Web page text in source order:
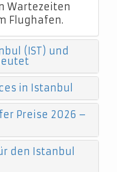
Wartezeiten
Flughafen.
(IST) und
in Istanbul
Preise 2026 –
den Istanbul